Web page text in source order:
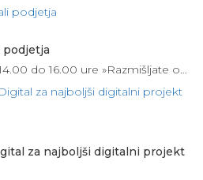
podjetja
do 16.00 ure »Razmišljate o…
za najboljši digitalni projekt